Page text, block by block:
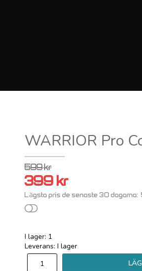
WARRIOR Pro
599 kr
399 kr
Lägsta pris de senaste 30 dagarna
I lager: 1
Leverans: I lager